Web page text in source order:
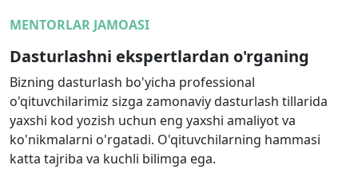
MENTORLAR JAMOASI
Dasturlashni ekspertlardan o'rganing
Bizning dasturlash bo'yicha professional
o'qituvchilarimiz sizga zamonaviy dasturlash tillarida
yaxshi kod yozish uchun eng yaxshi amaliyot va
ko'nikmalarni o'rgatadi. O'qituvchilarning hammasi
katta tajriba va kuchli bilimga ega.